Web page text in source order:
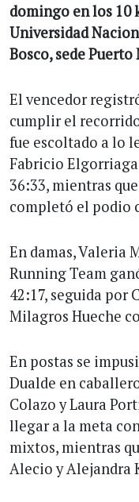
domingo en los 10
Universidad
Bosco, sede Puerto
El vencedor
cumplir el
fue escoltado a lo
Fabricio
36:33, mientras
completó el podio
En damas, Valeria
Running Team
42:17, seguida por
Milagros Hueche
En postas se
Dualde en
Colazo y Laura
llegar a la meta
mixtos, mientras
Alecio y Alejandra